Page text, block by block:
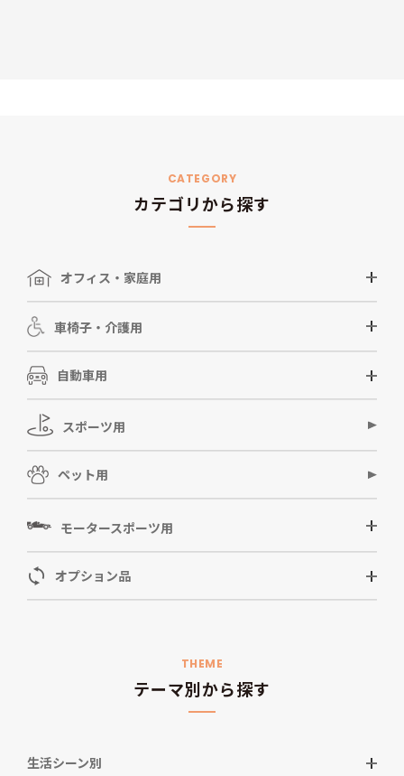
CATEGORY
カテゴリから探す
オフィス・家庭用
車椅子・介護用
自動車用
スポーツ用
ペット用
モータースポーツ用
オプション品
THEME
テーマ別から探す
生活シーン別